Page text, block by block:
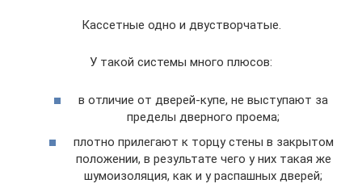
Кассетные одно и двустворчатые.
У такой системы много плюсов:
в отличие от дверей-купе, не выступают за
пределы дверного проема;
плотно прилегают к торцу стены в закрытом
положении, в результате чего у них такая же
шумоизоляция, как и у распашных дверей;